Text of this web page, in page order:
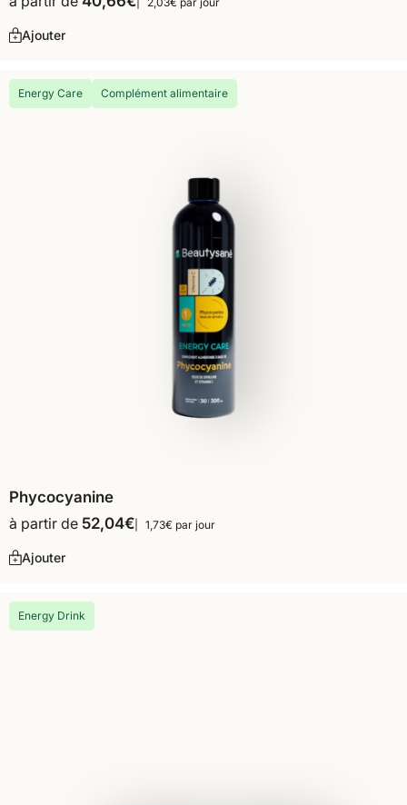
Ajouter
Energy Care Complément alimentaire
Phycocyanine
à partir de 52,04€ 1,73€ par jour
Ajouter
Energy Drink